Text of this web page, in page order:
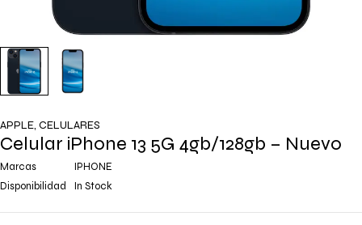
APPLE, CELULARES
Celular iPhone 13 5G 4gb/128gb – Nuevo
Marcas
IPHONE
Disponibilidad
In Stock